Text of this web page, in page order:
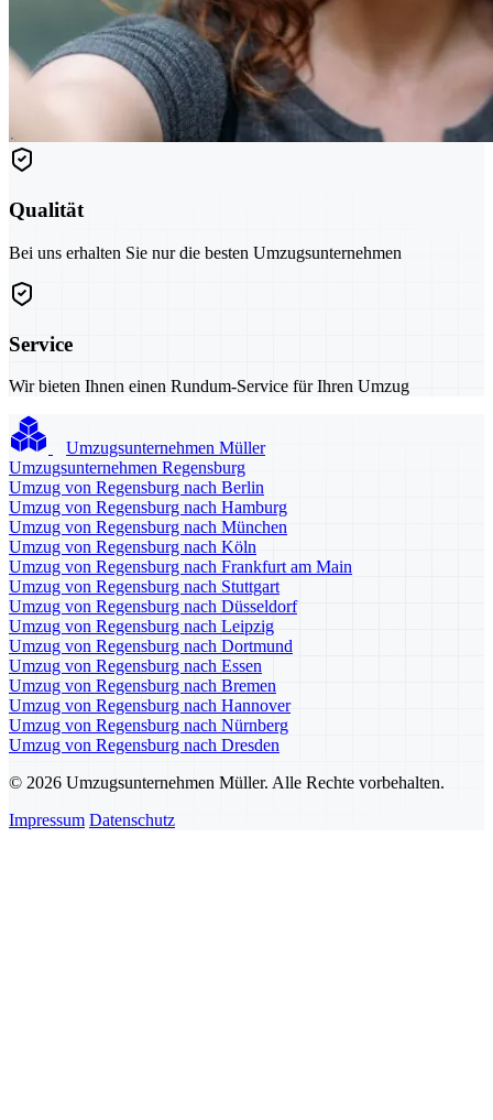
Qualität
Bei uns erhalten Sie nur die besten Umzugsunternehmen
Service
Wir bieten Ihnen einen Rundum-Service für Ihren Umzug
Umzugsunternehmen Müller
Umzugsunternehmen Regensburg
Umzug von Regensburg nach Berlin
Umzug von Regensburg nach Hamburg
Umzug von Regensburg nach München
Umzug von Regensburg nach Köln
Umzug von Regensburg nach Frankfurt am Main
Umzug von Regensburg nach Stuttgart
Umzug von Regensburg nach Düsseldorf
Umzug von Regensburg nach Leipzig
Umzug von Regensburg nach Dortmund
Umzug von Regensburg nach Essen
Umzug von Regensburg nach Bremen
Umzug von Regensburg nach Hannover
Umzug von Regensburg nach Nürnberg
Umzug von Regensburg nach Dresden
© 2026 Umzugsunternehmen Müller. Alle Rechte vorbehalten.
Impressum Datenschutz